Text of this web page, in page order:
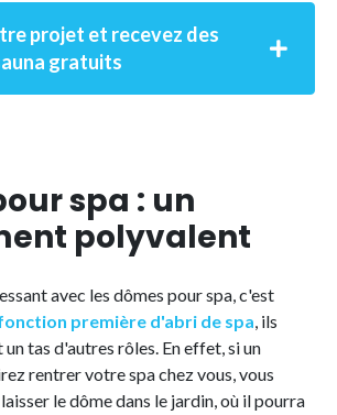
projet et recevez des
gratuits
spa : un
polyvalent
avec les dômes pour spa, c'est
première d'abri de spa, ils
tas d'autres rôles. En effet, si un
rentrer votre spa chez vous, vous
le dôme dans le jardin, où il pourra